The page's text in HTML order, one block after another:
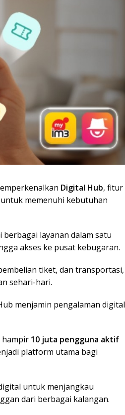
Digital Hub, fitur
memenuhi kebutuhan
layanan dalam satu
akses ke pusat kebugaran.
tiket, dan transportasi,
sehari-hari.
menjamin pengalaman digital
hampir 10 juta pengguna aktif
platform utama bagi
untuk menjangkau
dari berbagai kalangan.